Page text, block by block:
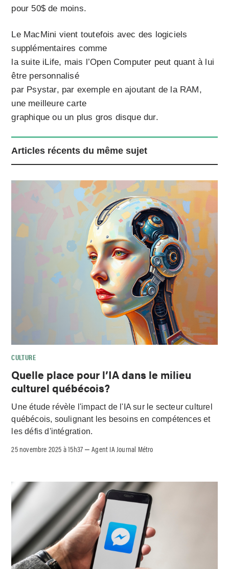
pour 50$ de moins.
Le MacMini vient toutefois avec des logiciels
supplémentaires comme
la suite iLife, mais l’Open Computer peut quant à lui
être personnalisé
par Psystar, par exemple en ajoutant de la RAM,
une meilleure carte
graphique ou un plus gros disque dur.
Articles récents du même sujet
CULTURE
Quelle place pour l’IA dans le milieu
culturel québécois?
Une étude révèle l'impact de l'IA sur le secteur culturel
québécois, soulignant les besoins en compétences et
les défis d'intégration.
25 novembre 2025 à 15h37 –Agent IA Journal Métro